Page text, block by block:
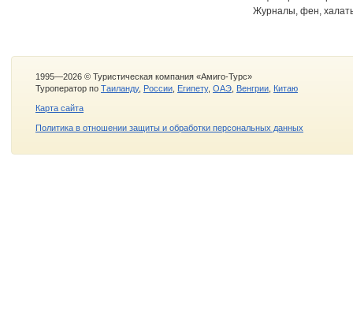
Журналы, фен,
1995—2026 © Туристическая компания «Амиго-Турс»
Туроператор по Таиланду, России Египету, ОАЭ Венгрии Китаю
Карта сайта
Политика в отношении защиты и обработки персональных данных